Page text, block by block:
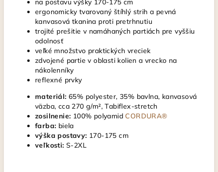
na postavu výšky 170-175 cm
ergonomicky tvarovaný štíhlý strih a pevná
kanvasová tkanina proti pretrhnutiu
trojité prešitie v namáhaných partiách pre vyššiu
odolnosť
veľké množstvo praktických vreciek
zdvojené partie v oblasti kolien a vrecko na
nákolenníky
reflexné prvky
materiál: 65% polyester, 35% bavlna, kanvasová
väzba, cca 270 g/m², Tabiflex-stretch
zosilnenie: 100% polyamid CORDURA®
farba: biela
výška postavy: 170-175 cm
veľkosti: S-2XL